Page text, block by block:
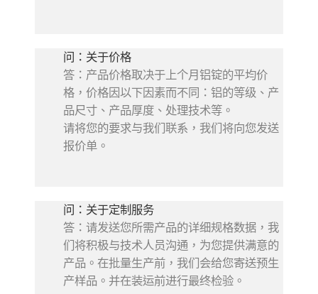
问：关于价格
答：产品价格取决于上个月铝锭的平均价
格，价格因以下因素而不同：铝的等级、产
品尺寸、产品厚度、处理技术等。
请将您的要求与我们联系，我们将向您发送
报价单。
问：关于定制服务
答：请发送您所需产品的详细规格数据，我
们将积极与技术人员沟通，为您提供满意的
产品。在批量生产前，我们会给您寄送预生
产样品。并在装运前进行最终检验。